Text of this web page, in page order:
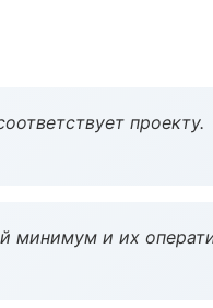
проекту.
минимум и их